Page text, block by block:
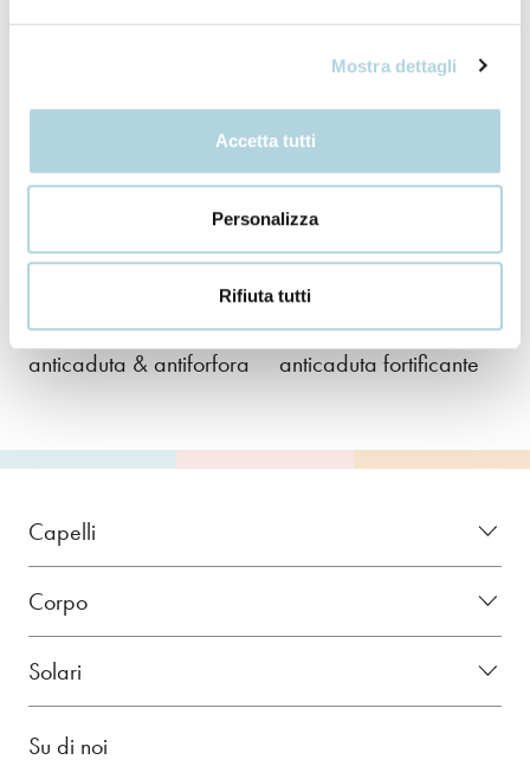
Mostra dettagli
Accetta tutti
Personalizza
Rifiuta tutti
Trattamento in fiale
anticaduta & antiforfora
Trattamenti specifici
Trattamento in fiale
anticaduta fortificante
Capelli
Corpo
Solari
Su di noi